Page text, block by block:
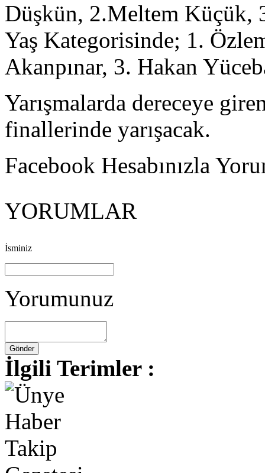
Düşkün, 2.Meltem Küçük,
Yaş Kategorisinde; 1.
Akanpınar, 3. Hakan
Yarışmalarda dereceye
finallerinde yarışacak.
Facebook Hesabınızla
YORUMLAR
İsminiz
Yorumunuz
İlgili Terimler :